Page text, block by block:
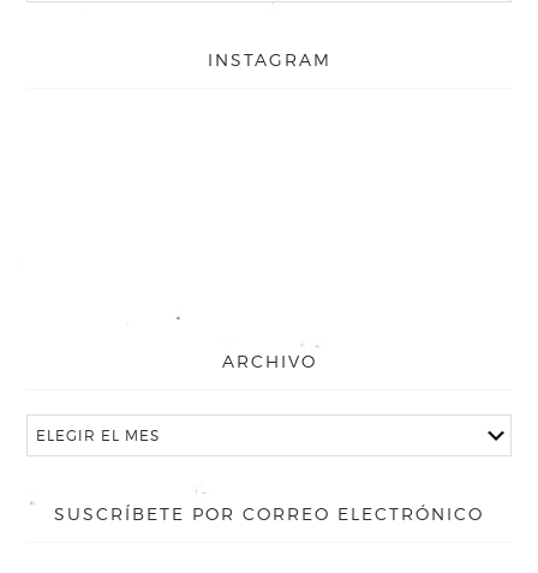
INSTAGRAM
ARCHIVO
SUSCRÍBETE POR CORREO ELECTRÓNICO